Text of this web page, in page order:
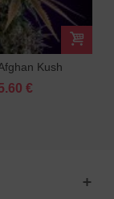
Kush
€